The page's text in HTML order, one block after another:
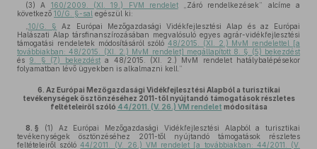
(3) A 160/2009. (XI. 19.) FVM rendelet„Záró rendelkezések” alcíme a
következő 10/G. §-sal egészül ki:
10/G. §
Az Európai Mezőgazdasági Vidékfejlesztési Alap és az Európai
Halászati Alap társfinanszírozásában megvalósuló egyes agrár-vidékfejlesztési
támogatási rendeletek módosításáról szóló48/2015. (XI. 2.) MvM rendelettel [a
továbbiakban: 48/2015. (XI. 2.) MvM rendelet] megállapított 8. § (5) bekezdést
és 9. § (7) bekezdésta 48/2015. (XI. 2.) MvM rendelet hatálybalépésekor
folyamatban lévő ügyekben is alkalmazni kell.”
6. Az Európai Mezőgazdasági Vidékfejlesztési Alapból a turisztikai
tevékenységek ösztönzéséhez 2011-től nyújtandó támogatások részletes
feltételeiről szóló 44/2011. (V. 26.) VM rendelet módosítása
8. § (1) Az Európai Mezőgazdasági Vidékfejlesztési Alapból a turisztikai
tevékenységek ösztönzéséhez 2011-től nyújtandó támogatások részletes
feltételeiről szóló44/2011. (V. 26.) VM rendelet [a továbbiakban: 44/2011. (V.